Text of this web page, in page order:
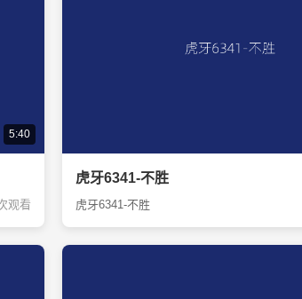
5:40
观看
虎牙6341-不胜
虎牙6341-不胜